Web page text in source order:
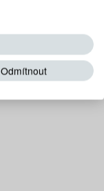
Odmítnout